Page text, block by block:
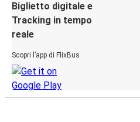
Biglietto digitale e
Tracking in tempo
reale
Scopri l’app di FlixBus